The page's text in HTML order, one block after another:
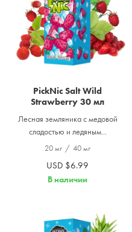
PickNic Salt Wild
Strawberry 30 мл
Лесная земляника с медовой
сладостью и ледяным...
20 мг / 40 мг
USD $6.99
В наличии